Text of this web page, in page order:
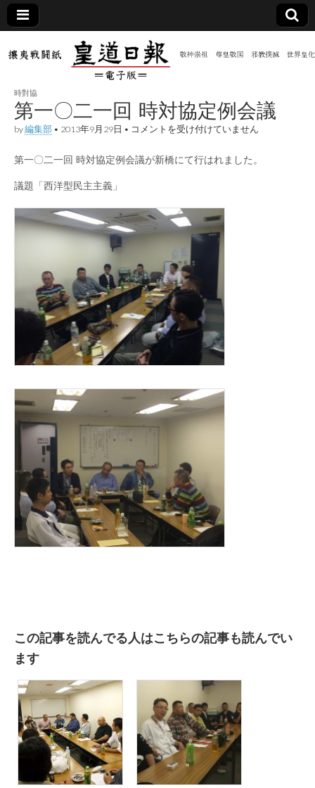
皇道
日報
（防
共新
聞）
電子
版
敬神
尊皇
｜昭
和八
年創
刊
実
攘夷
戦闘
時對協
第一〇二一回 時対協定例会議
by編集部 • 2013年9月29日 • 第
二
対
協
定
議
は
コメントを受け付けていません
第一〇二一回 時対協定例会議が新橋にて行はれました。
議題「西洋型民主主義」
この記事を読んでる人はこちらの記事も読んでい
ます